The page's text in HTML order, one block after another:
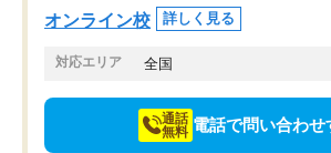
つ成績も上がり、苦手意識も無くなっ
てきたので、さらに苦手な数学も追加
でお願いしました。来年の高校受験に
オンライン校 詳しく見る
対応エリア 全国
通話
無料 電話で問い合わせ